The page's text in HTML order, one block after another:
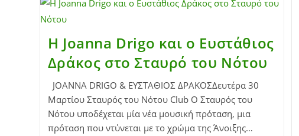
Η Joanna Drigo και ο Ευστάθιος
Δράκος στο Σταυρό του Νότου
JOANNA DRIGO & ΕΥΣΤΑΘΙΟΣ ΔΡΑΚΟΣΔευτέρα 30
Μαρτίου Σταυρός του Νότου Club Ο Σταυρός του
Νότου υποδέχεται μία νέα μουσική πρόταση, μια
πρόταση που ντύνεται με το χρώμα της Άνοιξης…